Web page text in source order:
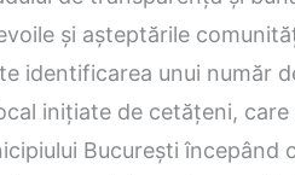
şi aşteptările
identificarea unui număr
iniţiate de cetăţeni,
Bucureşti începând